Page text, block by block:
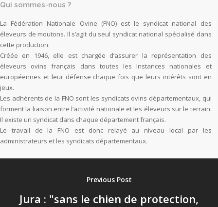
Qui sommes-nous ?
La Fédération Nationale Ovine (FNO) est le syndicat national des
éleveurs de moutons. Il s’agit du seul syndicat national spécialisé dans
cette production.
Créée en 1946, elle est chargée d’assurer la représentation des
éleveurs ovins français dans toutes les Instances nationales et
européennes et leur défense chaque fois que leurs intérêts sont en
jeux.
Les adhérents de la FNO sont les syndicats ovins départementaux, qui
forment la liaison entre l’activité nationale et les éleveurs sur le terrain.
Il existe un syndicat dans chaque département français.
Le travail de la FNO est donc relayé au niveau local par les
administrateurs et les syndicats départementaux.
Previous Post
Jura : "sans le chien de protection,